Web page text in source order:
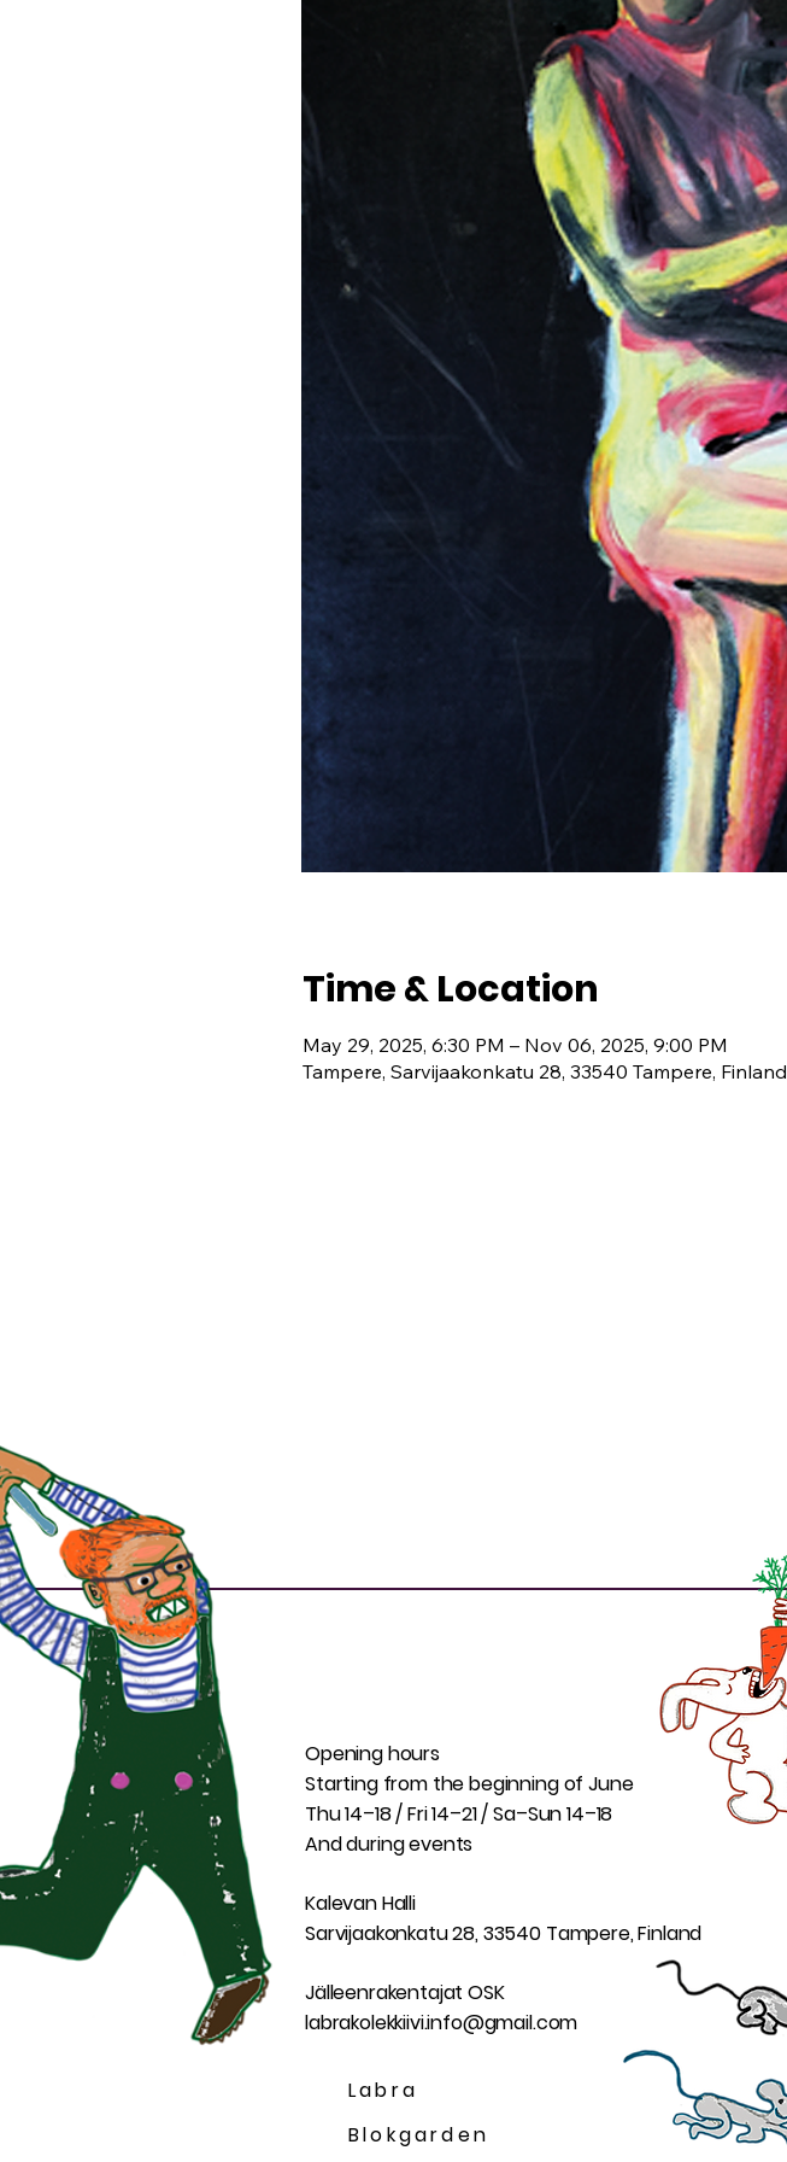
Time & Location
May 29, 2025, 6:30 PM – Nov 06, 2025, 9:00 PM
Tampere, Sarvijaakonkatu 28, 33540 Tampere, Finland
Opening hours
Starting from the beginning of June
Thu 14–18 / Fri 14–21 / Sa–Sun 14–18
And during events
Kalevan Halli
Sarvijaakonkatu 28, 33540 Tampere, Finland
Jälleenrakentajat OSK
labrakolekkiivi.info@gmail.com
Labra
Blokgarden